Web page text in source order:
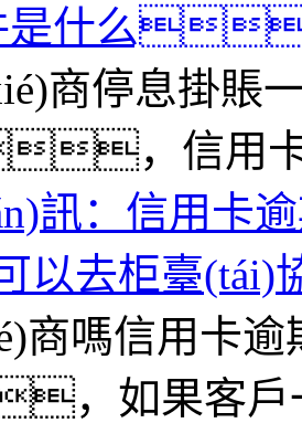
是什么
商停息掛賬
，信用
訊：信用卡
以去柜臺(tái)
商嗎信用卡逾
如果客戶